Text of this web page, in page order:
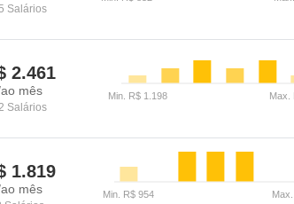
Salários
2.461
mês
Salários
1.819
mês